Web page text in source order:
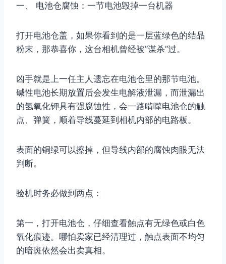
一、 电池仓腐蚀：一节电池毁掉一台机器
打开电池仓盖，如果你看到的是一层蓝绿色的结晶
粉末，那恭喜你，这台相机曾经被”谋杀”过。
凶手就是上一任主人遗忘在电池仓里的那节电池。
碱性电池长期放置后会发生电解液泄漏，而泄漏出
的氢氧化钾具有强腐蚀性，会一路啃噬电池仓的触
点、弹簧，顺着导线蔓延到相机内部的电路板。
表面的铜绿可以擦掉，但导线内部的腐蚀肉眼无法
判断。
验机时务必做到两点：
第一，打开电池仓，仔细查看触点有无绿色或白色
氧化痕迹。哪怕卖家已经清理过，触点表面不均匀
的暗斑依然会出卖真相。